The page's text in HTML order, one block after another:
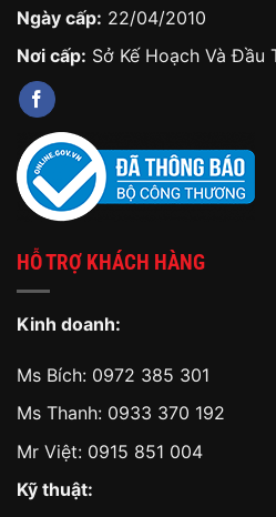
Ngày cấp: 22/04/2010
Nơi cấp: Sở Kế Hoạch Và Đầu
HỖ TRỢ KHÁCH HÀNG
Kinh doanh:
Ms Bích: 0972 385 301
Ms Thanh: 0933 370 192
Mr Việt: 0915 851 004
Kỹ thuật: